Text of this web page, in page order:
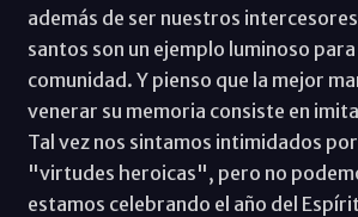
además de ser nuestros
santos son un ejemplo luminoso
comunidad. Y pienso que la mejor
venerar su memoria consiste en
Tal vez nos sintamos intimidados
"virtudes heroicas", pero no
estamos celebrando el año del